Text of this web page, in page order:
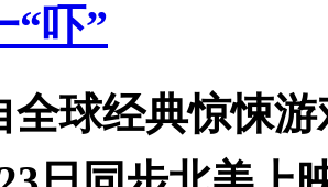
“吓”
全球经典惊悚